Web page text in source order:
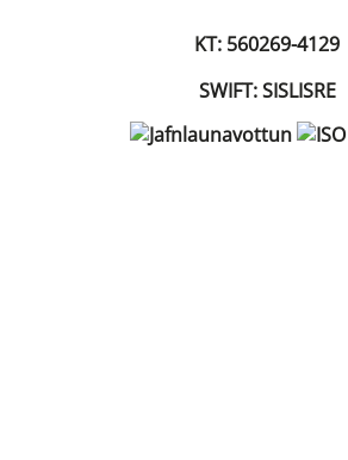
KT: 560269-4129
SWIFT: SISLISRE